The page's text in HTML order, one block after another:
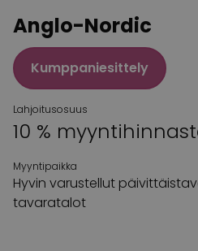
Anglo-Nordic
Kumppaniesittely
Lahjoitusosuus
10 %
Myyntipaikka
Hyvin varustellut
tavaratalot